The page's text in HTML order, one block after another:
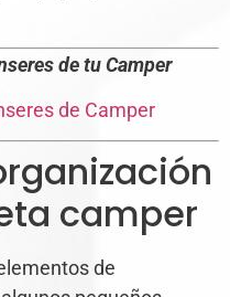
de tu Camper
de Camper
camper
de